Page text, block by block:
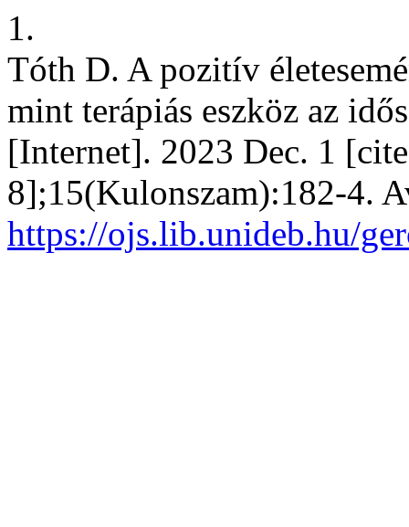
1.
Tóth D. A pozitív
mint terápiás eszköz az
[Internet]. 2023 Dec. 1
8];15(Kulonszam):182-4.
https://ojs.lib.unideb.hu/